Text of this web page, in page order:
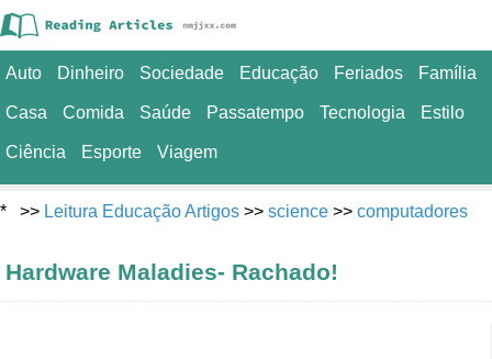
Auto Dinheiro Sociedade Educação Feriados Família
Casa Comida Saúde Passatempo Tecnologia Estilo
Ciência Esporte Viagem
* >> Leitura Educação Artigos >> science >> computadores
Hardware Maladies- Rachado!